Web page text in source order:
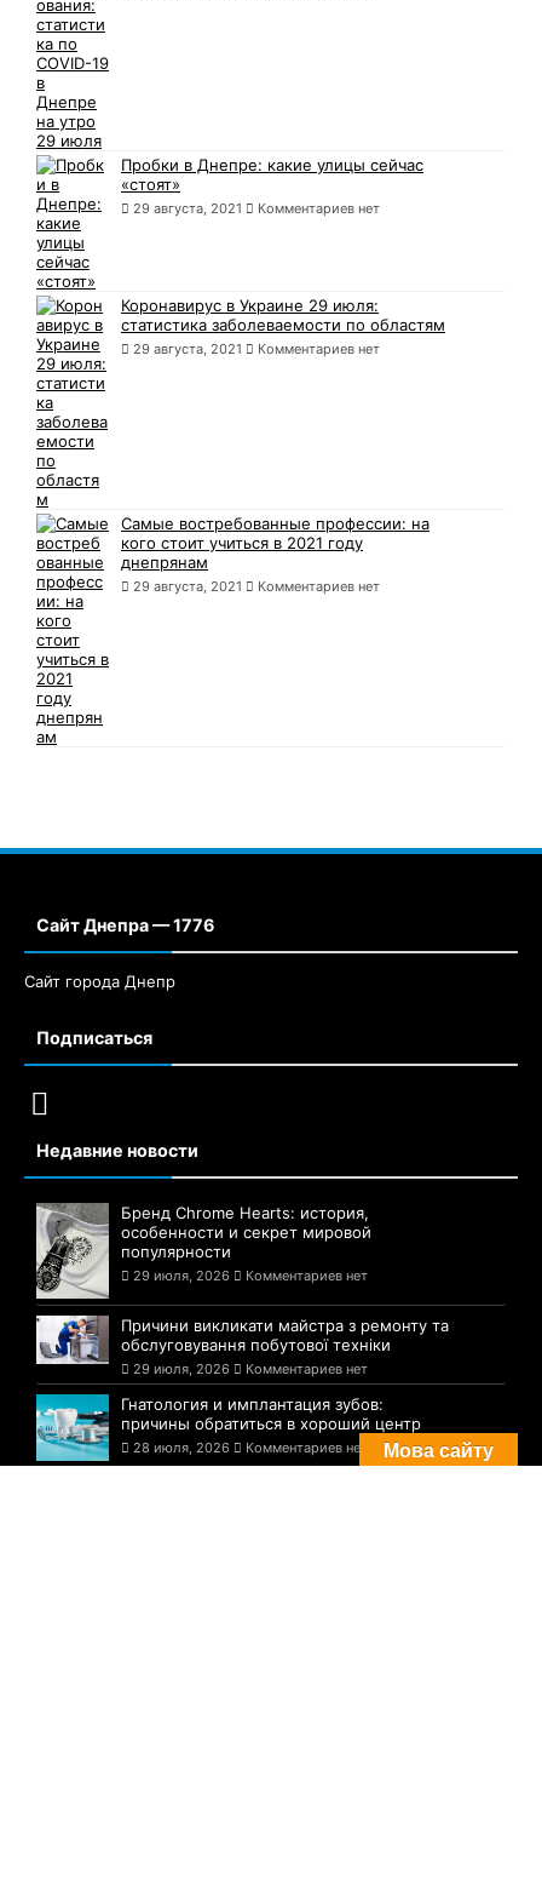
Пробки в Днепре: какие улицы сейчас
«стоят»
29 августа, 2021 Комментариев нет
Коронавирус в Украине 29 июля:
статистика заболеваемости по областям
29 августа, 2021 Комментариев нет
Самые востребованные профессии: на
кого стоит учиться в 2021 году
днепрянам
29 августа, 2021 Комментариев нет
Сайт Днепра — 1776
Сайт города Днепр
Подписаться
Недавние новости
Бренд Chrome Hearts: история,
особенности и секрет мировой
популярности
29 июля, 2026 Комментариев нет
Причини викликати майстра з ремонту та
обслуговування побутової техніки
29 июля, 2026 Комментариев нет
Гнатология и имплантация зубов:
причины обратиться в хороший центр
28 июля, 2026 Комментариев нет Мова сайту